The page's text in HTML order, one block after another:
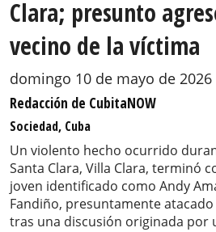
Clara; presunto
vecino de la víctima
domingo 10 de mayo de 2026
Redacción de CubitaNOW
Sociedad, Cuba
Un violento hecho ocurrido
Santa Clara, Villa Clara, terminó
joven identificado como Andy
Fandiño, presuntamente
tras una discusión originada por